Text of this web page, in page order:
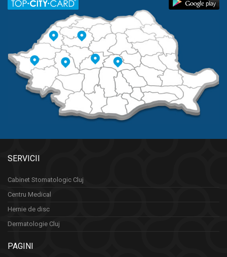
SERVICII
Cabinet Stomatologic Cluj
Centru Medical
Hernie de disc
Dermatologie Cluj
PAGINI